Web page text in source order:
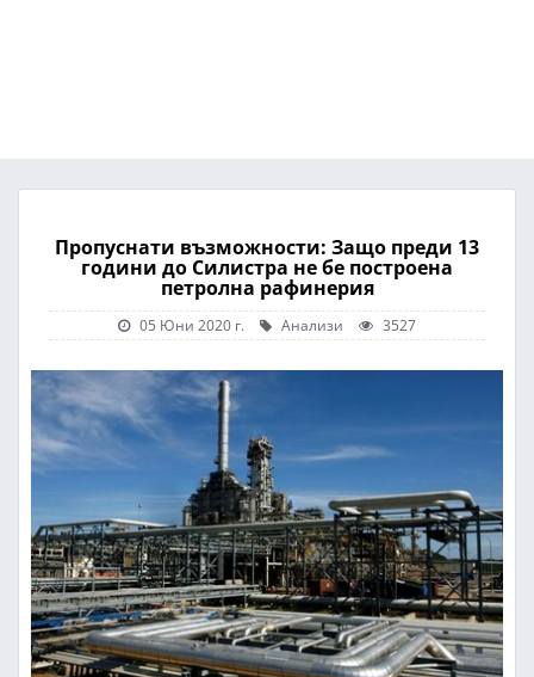
Пропуснати възможности: Защо преди 13
години до Силистра не бе построена
петролна рафинерия
05 Юни 2020 г. Анализи 3527